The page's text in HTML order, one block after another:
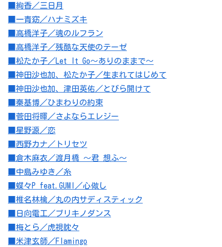
■絢香／三日月
■一青窈／ハナミズキ
■高橋洋子／魂のルフラン
■高橋洋子／残酷な天使のテーゼ
■松たか子／Let It Go～ありのままで～
■神田沙也加、松たか子／生まれてはじめて
■神田沙也加、津田英佑／とびら開けて
■秦基博／ひまわりの約束
■菅田将暉／さよならエレジー
■星野源／恋
■西野カナ／トリセツ
■倉木麻衣／渡月橋 ～君 想ふ～
■中島みゆき／糸
■蝶々P feat.GUMI／心做し
■椎名林檎／丸の内サディスティック
■日向電工／ブリキノダンス
■梅とら／虎視眈々
■米津玄師／Flamingo